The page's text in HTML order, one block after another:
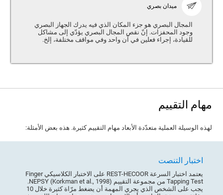
ميدان بصري
المجال البصري هو جزء المكان الذي فيه يدرك الجهاز البصري
وجود المحفزات. إنّ نقص المجال البصري يؤدّي إلى مشاكل
للقيادة، إجراء فعلين في آن واحد وفي مواقف مختلفة، إلخ.
مهام التقييم
لهذه الوسيلة العملية متعدّدة الأبعاد مهام التقييم كثيرة. هذه بعض الأمثلة:
اختبار التنصت
يعتمد اختبار السرعة REST-HECOOR على الاختبار الكلاسيكي Finger
Tapping Test من مجموعة التقييم NEPSY (Korkman et al., 1998).
يجب على الشخص الذي يجري المهمة أن يضغط مرّاة كثيرة خلال 10